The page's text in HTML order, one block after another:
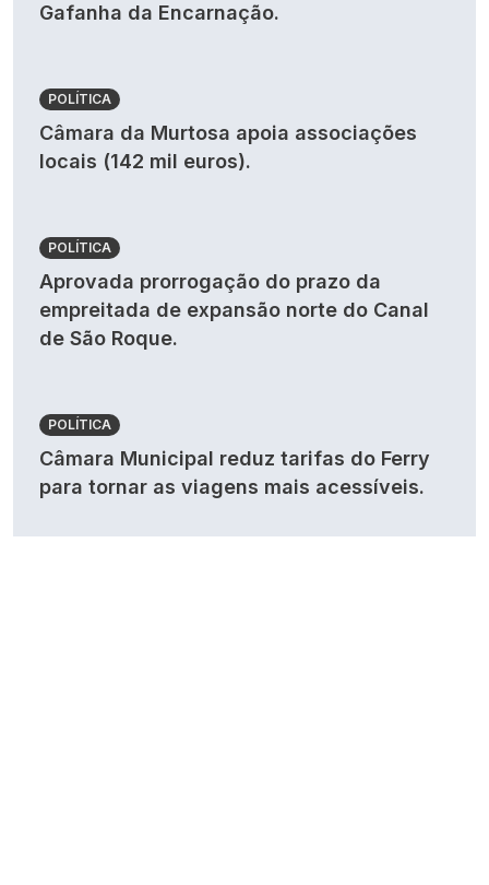
Gafanha da Encarnação.
POLÍTICA
Câmara da Murtosa apoia associações
locais (142 mil euros).
POLÍTICA
Aprovada prorrogação do prazo da
empreitada de expansão norte do Canal
de São Roque.
POLÍTICA
Câmara Municipal reduz tarifas do Ferry
para tornar as viagens mais acessíveis.